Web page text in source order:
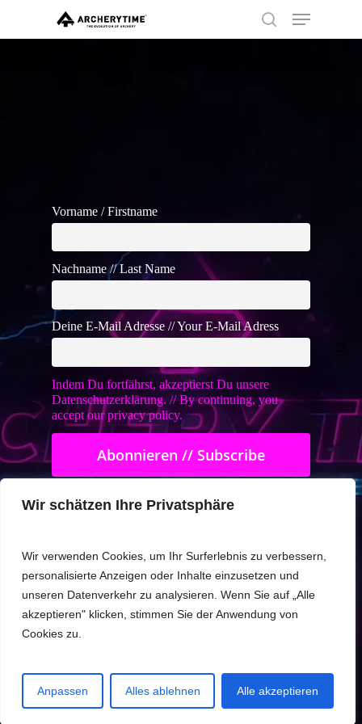
Wir schätzen Ihre Privatsphäre
Wir verwenden Cookies, um Ihr Surferlebnis zu verbessern,
personalisierte Anzeigen oder Inhalte einzusetzen und
unseren Datenverkehr zu analysieren. Wenn Sie auf „Alle
akzeptieren" klicken, stimmen Sie der Anwendung von
Cookies zu.
Anpassen Alles ablehnen Alle akzeptieren
main
search
Menu
Vorname / Firstname
Nachname // Last Name
Deine E-Mail Adresse // Your E-Mail Adress
Indem Du fortfährst, akzeptierst Du unsere
Datenschutzerklärung. // By continuing, you
accept our privacy policy.
Back